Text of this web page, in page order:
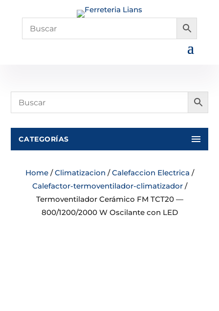
CATEGORÍAS
Home/Climatizacion /Calefaccion Electrica /
Calefactor-termoventilador-climatizador/
Termoventilador Cerámico FM TCT20 —
800/1200/2000 W Oscilante con LED